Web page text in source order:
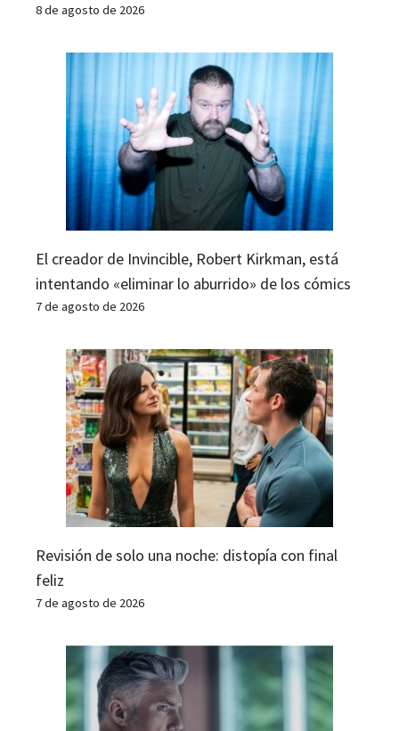
8 de agosto de 2026
El creador de Invincible, Robert Kirkman, está
intentando «eliminar lo aburrido» de los cómics
7 de agosto de 2026
Revisión de solo una noche: distopía con final
feliz
7 de agosto de 2026